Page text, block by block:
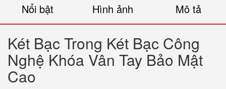
Nổi bật Hình ảnh Mô tả
Két Bạc Trong Két Bạc Công
Nghệ Khóa Vân Tay Bảo Mật
Cao